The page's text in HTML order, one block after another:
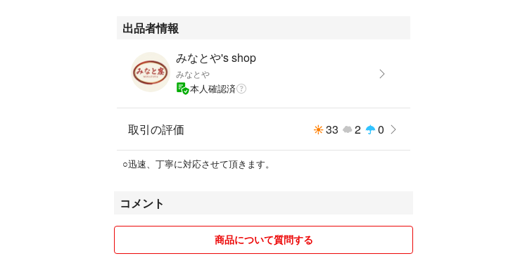
酸、コエンザイムQ10、SOP、α-GPC、さらに「ピクノジェノール」
をバランスよく配合。身体環境を改善し加齢による様々なお悩みを解
消します。
※男性用のジェンツファイトと同成分、同パッケージになります。
内容量：150粒 使用期間目安：約30日分 使用量：１日３〜５粒
メーカー通常価格 12,960円 (税込)
◇Koo ウーマンズファイトの特徴
『女性の美力』をコンセプトにプラセンタ、コラーゲン、ヒアルロン
と「L-シトルリン」をバランスよく配合したイーズオリジナルの健康
食品。 身体環境を改善し加齢による様々なお悩みを解消します。女
出品者情報
みなとや's shop
みなとや
本人確認済
取引の評価 33 2 0
○迅速、丁寧に対応させて頂きます。
コメント
商品について質問する